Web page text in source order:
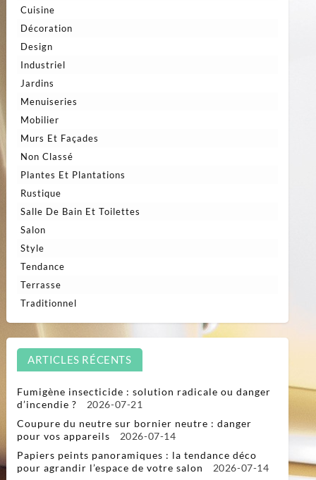
Cuisine
Décoration
Design
Industriel
Jardins
Menuiseries
Mobilier
Murs Et Façades
Non Classé
Plantes Et Plantations
Rustique
Salle De Bain Et Toilettes
Salon
Style
Tendance
Terrasse
Traditionnel
ARTICLES RÉCENTS
Fumigène insecticide : solution radicale ou danger
d’incendie ?
2026-07-21
Coupure du neutre sur bornier neutre : danger
pour vos appareils
2026-07-14
Papiers peints panoramiques : la tendance déco
pour agrandir l’espace de votre salon
2026-07-14